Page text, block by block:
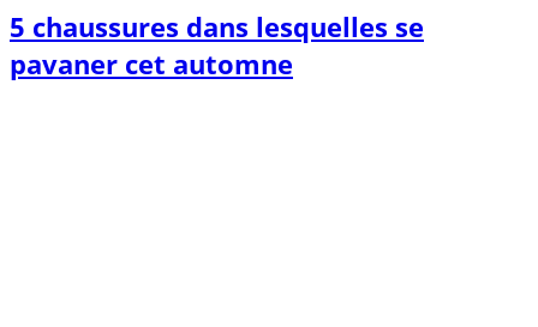
5 chaussures dans lesquelles se
pavaner cet automne